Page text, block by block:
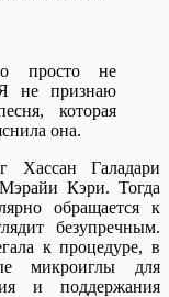
просто не
не признаю
которая
она.
Хассан Галадари
Кэри. Тогда
обращается к
безупречным.
к процедуре, в
микроиглы для
и поддержания